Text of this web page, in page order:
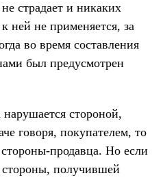
страдает и никаких
ней не применяется, за
во время составления
был предусмотрен
нарушается стороной,
говоря, покупателем, то
продавца. Но если
стороны, получившей